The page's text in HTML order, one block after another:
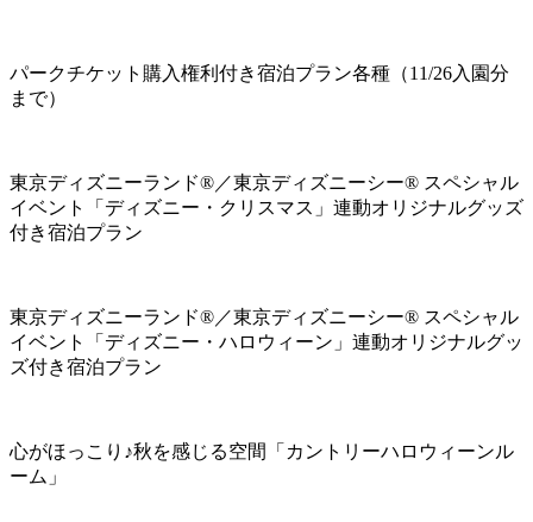
パークチケット購入権利付き宿泊プラン各種（11/26入園分
まで）
東京ディズニーランド®／東京ディズニーシー® スペシャル
イベント「ディズニー・クリスマス」連動オリジナルグッズ
付き宿泊プラン
東京ディズニーランド®／東京ディズニーシー® スペシャル
イベント「ディズニー・ハロウィーン」連動オリジナルグッ
ズ付き宿泊プラン
心がほっこり♪秋を感じる空間「カントリーハロウィーンル
ーム」